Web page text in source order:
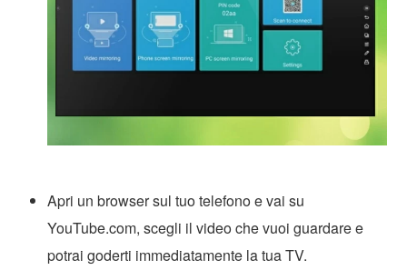
Apri un browser sul tuo telefono e vai su
YouTube.com, scegli il video che vuoi guardare e
potrai goderti immediatamente la tua TV.